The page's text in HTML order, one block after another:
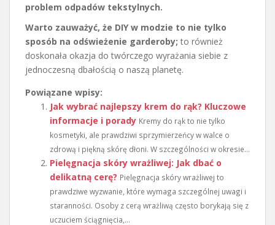
problem odpadów tekstylnych.
Warto zauważyć, że DIY w modzie to nie tylko
sposób na odświeżenie garderoby; to również
doskonała okazja do twórczego wyrażania siebie z
jednoczesną dbałością o naszą planetę.
Powiązane wpisy:
Jak wybrać najlepszy krem do rąk? Kluczowe
informacje i porady Kremy do rąk to nie tylko
kosmetyki, ale prawdziwi sprzymierzeńcy w walce o
zdrową i piękną skórę dłoni. W szczególności w okresie...
Pielęgnacja skóry wrażliwej: Jak dbać o
delikatną cerę? Pielęgnacja skóry wrażliwej to
prawdziwe wyzwanie, które wymaga szczególnej uwagi i
staranności. Osoby z cerą wrażliwą często borykają się z
uczuciem ściągnięcia,...